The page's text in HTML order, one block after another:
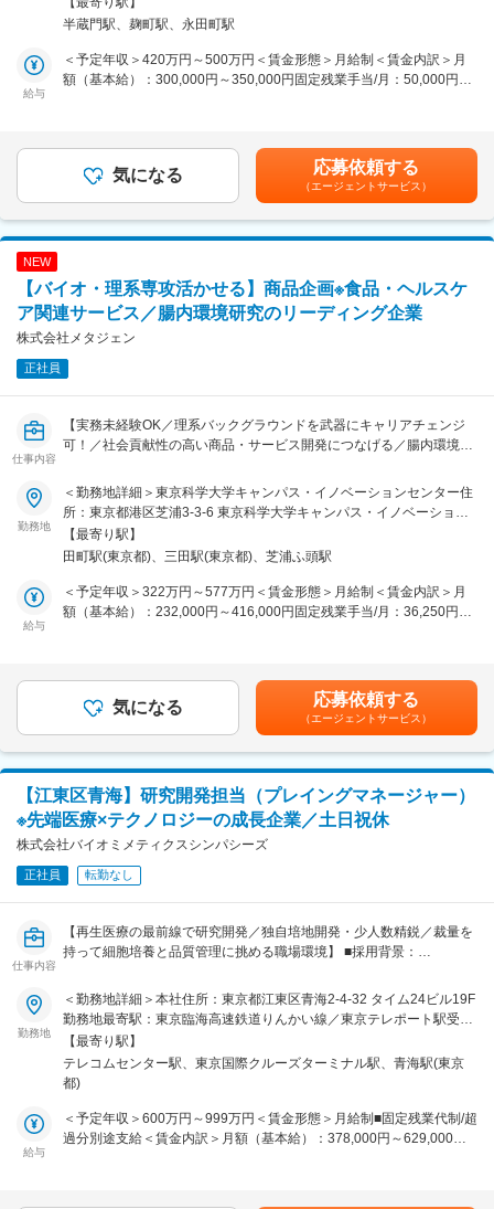
変更の範囲：会社の定める業務
■経費支払
■決算業務（日次・月次・年次）※サポートしながら慣れていただきま
す。
■仕訳業務
■立替の経費精算 など
可能性もございます。
■社内総務業務（文房具などの購入）
■稟議書の保存・管理（ファイリング） など
※リモートはなく、出社ベースとなります。
【組織体制】
配属予定の総務部は、人事・経理・総務業務を担っており、現在2名
【キャリアパス】
などに携わりスキルアップいただくことや、リーダーや管理職を目指
していただくことも可能です。
【当社について】
同社は、脂肪組織由来再生（幹）細胞（ADRCs）を活用した細胞治
療の研究開発に取り組んでいます。患者自身の脂肪組織から細胞を採
取・調製する独自技術を活用し、従来治療では十分な効果が得られな
変更の範囲：会社の定める業務
半蔵門駅、麹町駅、永田町駅
給与
＜予定年収＞420万円～500万円＜賃金形態＞月給制＜賃金内訳＞月
額（基本給）：300,000円～350,000円固定残業手当/月：50,000円～
額を決定します。■昇給：有賃金はあくまでも目安の金額であり、選
考を通じて上下する可能性があります。月給(月額)は固定手当を含め
気になる 応募依頼する
（エージェントサービス）
NEW
【バイオ・理系専攻活かせる】商品企画※食品・ヘルスケ
ア関連サービス／腸内環境研究のリーディング企業
株式会社メタジェン
正社員
仕事内容
【実務未経験OK／理系バックグラウンドを武器にキャリアチェンジ
可！／社会貢献性の高い商品・サービス開発につなげる／腸内環境研
■業務概要
当社の商品開発支援事業部にて、腸内環境分野における科学的知見を
基盤に、食品・ヘルスケア業界のクライアントと共に新規事業や商品
の開発を一気通貫で支援します。プロジェクトの企画提案から実行、
社会実装までを主担当として推進し、サイエンスに基づく価値創出に
挑戦できます。
中心にプロジェクトを受注推進します。ヒアリングで課題や腸内環境
に関するテーマを明確化し、商品・サービス開発におけるコンセプト
設計や科学的エビデンスからロジックの設計等を担います。受注後は
飲料の開発支援などがあります。
■扱うサービス
ビデンス設計、ローンチ伴走等）を提供しています。
事業部は2名体制で、プロジェクトごとに2～3名のチームを編成。他
部門や顧客とも密接に連携しながら業務を遂行します。
■業務の魅力
最先端の腸内環境分野の知見をビジネスに応用し、研究の社会実装に
取り組むことができます。裁量を持ってプロジェクトを推進できる環
境です。
入社後は知識インプットや他プロジェクトへの参加を通じて実践的に
学び、段階的に主担当として活躍できます。
勤務地
＜勤務地詳細＞東京科学大学キャンパス・イノベーションセンター住
所：東京都港区芝浦3-3-6 東京科学大学キャンパス・イノベーション
センターINDEST勤務地最寄駅：JR線／田町駅受動喫煙対策：屋内全
面禁煙変更の範囲：会社の定める事業所
【最寄り駅】
田町駅(東京都)、三田駅(東京都)、芝浦ふ頭駅
給与
＜予定年収＞322万円～577万円＜賃金形態＞月給制＜賃金内訳＞月
額（基本給）：232,000円～416,000円固定残業手当/月：36,250円～
考を通じて上下する可能性があります。月給(月額)は固定手当を含め
た表記です。気になる 応募依頼する
（エージェントサービス）
【江東区青海】研究開発担当（プレイングマネージャー）
※先端医療×テクノロジーの成長企業／土日祝休
株式会社バイオミメティクスシンパシーズ
正社員 転勤なし
仕事内容
【再生医療の最前線で研究開発／独自培地開発・少人数精鋭／裁量を
持って細胞培養と品質管理に挑める職場環境】 ■採用背景：
胞の高率的な培養法、作用機序を明らかにする研究を行っています。
この度、研究開発のポジションを募集いたします。
■業務内容：
難治疾患治療に対して高い有効性を有する、間葉系幹細胞等の研究開
発業務を担当いただきます。具体的には、培地開発、セルベースアッ
セイの確立、共同研究のマネジメント、薬効薬理試験の立案と委託、
大量培養技術の開発、エクソソーム研究開発などです。間葉系幹細胞
の治療メカニズムの解明や、新規創薬シーズの発見・開発にも挑んで
勤務地
＜勤務地詳細＞本社住所：東京都江東区青海2-4-32 タイム24ビル19F
勤務地最寄駅：東京臨海高速鉄道りんかい線／東京テレポート駅受動
喫煙対策：屋内全面禁煙変更の範囲：会社の定める事業所
【最寄り駅】
テレコムセンター駅、東京国際クルーズターミナル駅、青海駅(東京
都)
給与
＜予定年収＞600万円～999万円＜賃金形態＞月給制■固定残業代制/超
過分別途支給＜賃金内訳＞月額（基本給）：378,000円～629,000円